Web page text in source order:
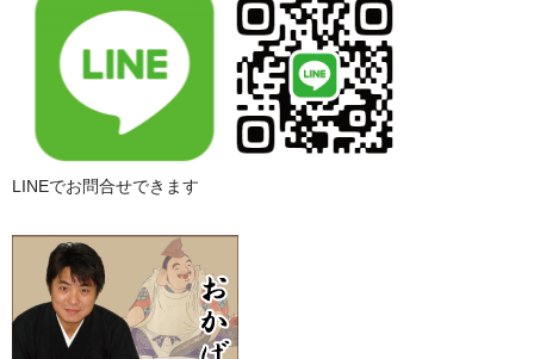
LINEでお問合せできます